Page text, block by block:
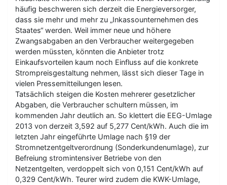
häufig beschweren sich derzeit die Energieversorger,
dass sie mehr und mehr zu „Inkassounternehmen des
Staates“ werden. Weil immer neue und höhere
Zwangsabgaben an den Verbraucher weitergegeben
werden müssten, könnten die Anbieter trotz
Einkaufsvorteilen kaum noch Einfluss auf die konkrete
Strompreisgestaltung nehmen, lässt sich dieser Tage in
vielen Pressemitteilungen lesen.
Tatsächlich steigen die Kosten mehrerer gesetzlicher
Abgaben, die Verbraucher schultern müssen, im
kommenden Jahr deutlich an. So klettert die EEG-Umlage
2013 von derzeit 3,592 auf 5,277 Cent/kWh. Auch die im
letzten Jahr eingeführte Umlage nach §19 der
Stromnetzentgeltverordnung (Sonderkundenumlage), zur
Befreiung stromintensiver Betriebe von den
Netzentgelten, verdoppelt sich von 0,151 Cent/kWh auf
0,329 Cent/kWh. Teurer wird zudem die KWK-Umlage,